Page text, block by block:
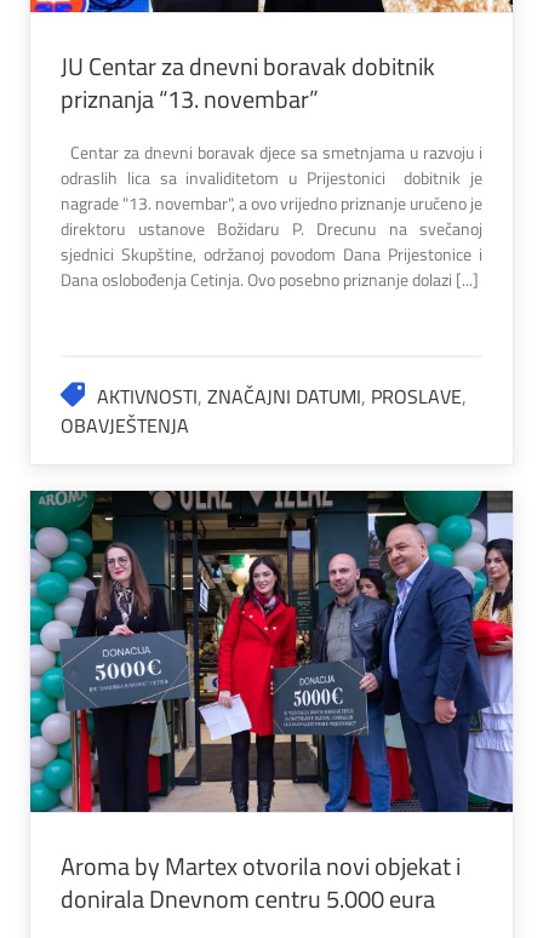
JU Centar za dnevni boravak dobitnik
priznanja “13. novembar”
Centar za dnevni boravak djece sa smetnjama u razvoju i
odraslih lica sa invaliditetom u Prijestonici dobitnik je
nagrade "13. novembar", a ovo vrijedno priznanje uručeno je
direktoru ustanove Božidaru P. Drecunu na svečanoj
sjednici Skupštine, održanoj povodom Dana Prijestonice i
Dana oslobođenja Cetinja. Ovo posebno priznanje dolazi [...]
AKTIVNOSTI, ZNAČAJNI DATUMI, PROSLAVE,
OBAVJEŠTENJA
Aroma by Martex otvorila novi objekat i
donirala Dnevnom centru 5.000 eura